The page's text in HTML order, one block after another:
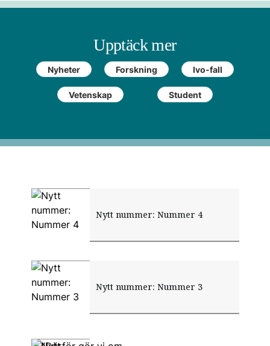
Nytt nummer: Nummer 4
Nytt nummer: Nummer 3
Upptäck mer
Nyheter Forskning Ivo-fall
Vetenskap Student